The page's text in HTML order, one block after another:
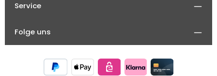
Service
Folge uns